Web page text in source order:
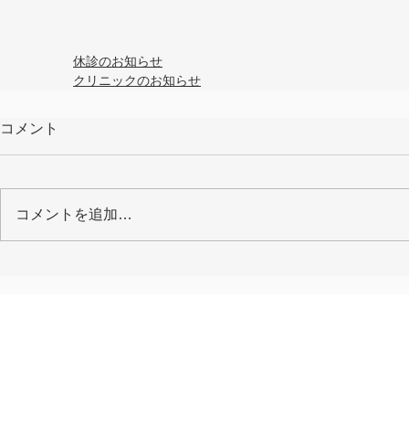
休診のお知らせ
クリニックのお知らせ
コメント
コメントを追加…